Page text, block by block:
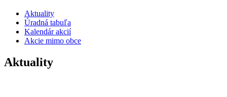
Aktuality
Úradná tabuľa
Kalendár akcií
Akcie mimo obce
Aktuality